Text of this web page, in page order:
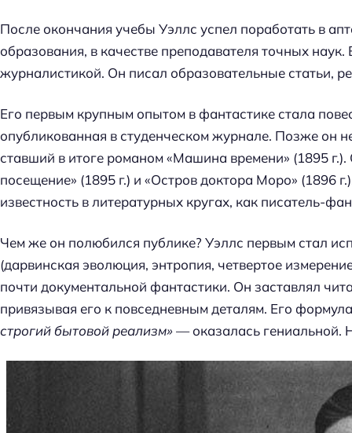
После окончания учебы Уэллс успел поработать в
образования, в качестве преподавателя точных
журналистикой. Он писал образовательные статьи,
Его первым крупным опытом в фантастике стала
опубликованная в студенческом журнале. Позже он
ставший в итоге романом «Машина времени» (1895
посещение» (1895 г.) и «Остров доктора Моро» (1896
известность в литературных кругах, как писатель-
Чем же он полюбился публике? Уэллс первым стал
(дарвинская эволюция, энтропия, четвертое
почти документальной фантастики. Он заставлял
привязывая его к повседневным деталям. Его
строгий бытовой реализм»— оказалась гениальной.
Н